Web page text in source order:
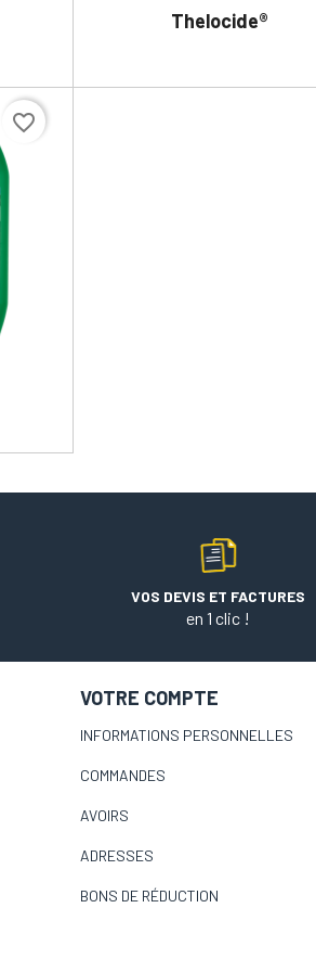
Thelocide®
DÉTAILS
favorite_border
VOS DEVIS ET FACTURES
en 1 clic !
VOTRE COMPTE
INFORMATIONS PERSONNELLES
COMMANDES
AVOIRS
ADRESSES
BONS DE RÉDUCTION